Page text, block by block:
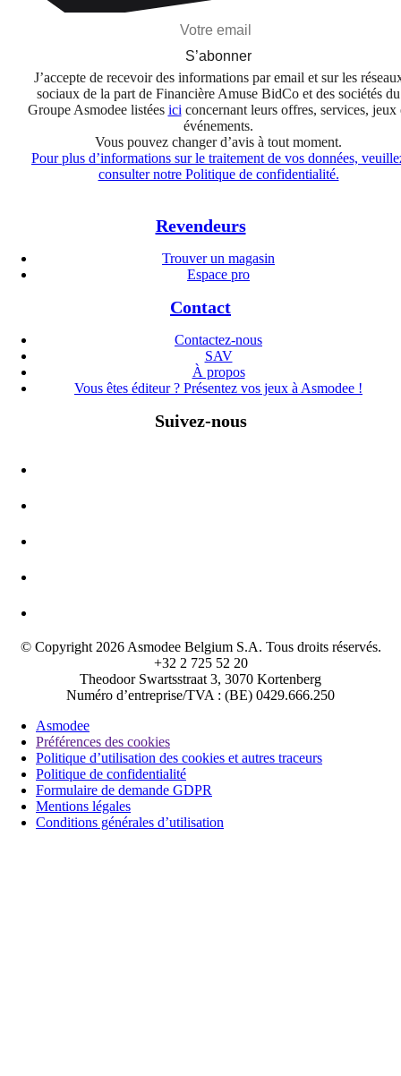
S’abonner
J’accepte de recevoir des informations par email et sur les
sociaux de la part de Financière Amuse BidCo et des sociétés du
Groupe Asmodee listées ici concernant leurs offres, services, jeux
événements.
Vous pouvez changer d’avis à tout moment.
Pour plus d’informations sur le traitement de vos données,
consulter notre Politique de confidentialité.
Revendeurs
Trouver un magasin
Espace pro
Contact
Contactez-nous
SAV
À propos
Vous êtes éditeur ? Présentez vos jeux à Asmodee !
Suivez-nous
© Copyright 2026 Asmodee Belgium S.A. Tous droits réservés.
+32 2 725 52 20
Theodoor Swartsstraat 3, 3070 Kortenberg
Numéro d’entreprise/TVA : (BE) 0429.666.250
Asmodee
Préférences des cookies
Politique d’utilisation des cookies et autres traceurs
Politique de confidentialité
Formulaire de demande GDPR
Mentions légales
Conditions générales d’utilisation